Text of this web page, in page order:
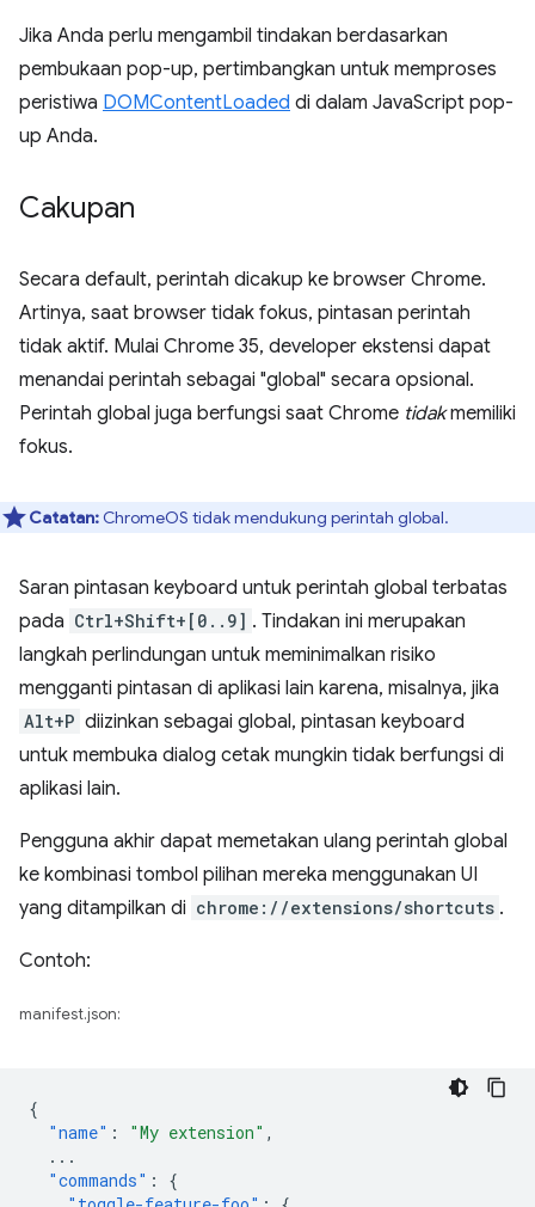
Jika Anda perlu mengambil tindakan berdasarkan
pembukaan pop-up, pertimbangkan untuk memproses
peristiwa DOMContentLoaded di dalam JavaScript pop-
up Anda.
Cakupan
Secara default, perintah dicakup ke browser Chrome.
Artinya, saat browser tidak fokus, pintasan perintah
tidak aktif. Mulai Chrome 35, developer ekstensi dapat
menandai perintah sebagai "global" secara opsional.
Perintah global juga berfungsi saat Chrome tidakmemiliki
fokus.
Catatan: ChromeOS tidak mendukung perintah global.
Saran pintasan keyboard untuk perintah global terbatas
pada Ctrl+Shift+[0..9] . Tindakan ini merupakan
langkah perlindungan untuk meminimalkan risiko
mengganti pintasan di aplikasi lain karena, misalnya, jika
Alt+P diizinkan sebagai global, pintasan keyboard
untuk membuka dialog cetak mungkin tidak berfungsi di
aplikasi lain.
Pengguna akhir dapat memetakan ulang perintah global
ke kombinasi tombol pilihan mereka menggunakan UI
yang ditampilkan di chrome://extensions/shortcuts .
Contoh:
manifest.json:
{
"name" : "My extension" ,
...
"commands" :
{